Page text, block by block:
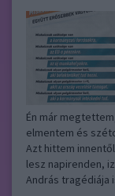
Én már
elmentem és
Azt hittem
lesz napirenden,
András